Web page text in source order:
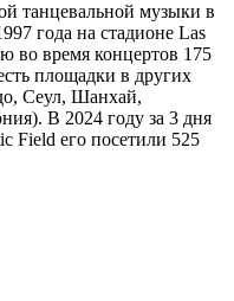
танцевальной музыки в
года на стадионе Las
во время концертов 175
площадки в других
Сеул, Шанхай,
В 2024 году за 3 дня
Field его посетили 525